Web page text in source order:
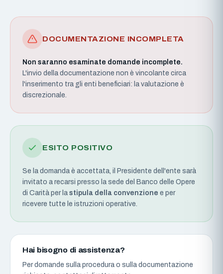
DOCUMENTAZIONE INCOMPLETA
Non saranno esaminate domande incomplete.
L'invio della documentazione non è vincolante circa
l'inserimento tra gli enti beneficiari: la valutazione è
discrezionale.
ESITO POSITIVO
Se la domanda è accettata, il Presidente dell'ente sarà
invitato a recarsi presso la sede del Banco delle Opere
di Carità per la stipula della convenzione e per
ricevere tutte le istruzioni operative.
Hai bisogno di assistenza?
Per domande sulla procedura o sulla documentazione